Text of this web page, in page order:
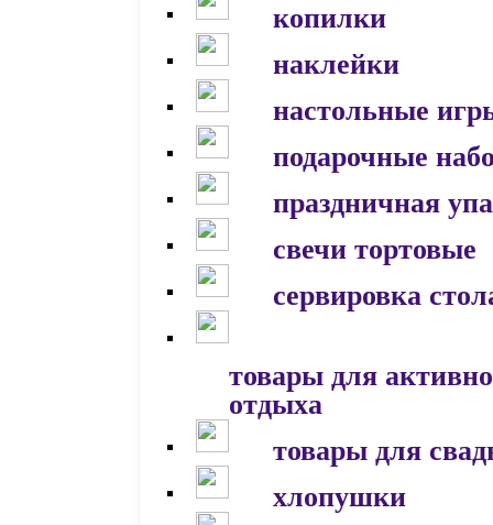
копилки
наклейки
настольные
подарочные
праздничная
свечи тортовые
сервировка
товары для
отдыха
товары для
хлопушки